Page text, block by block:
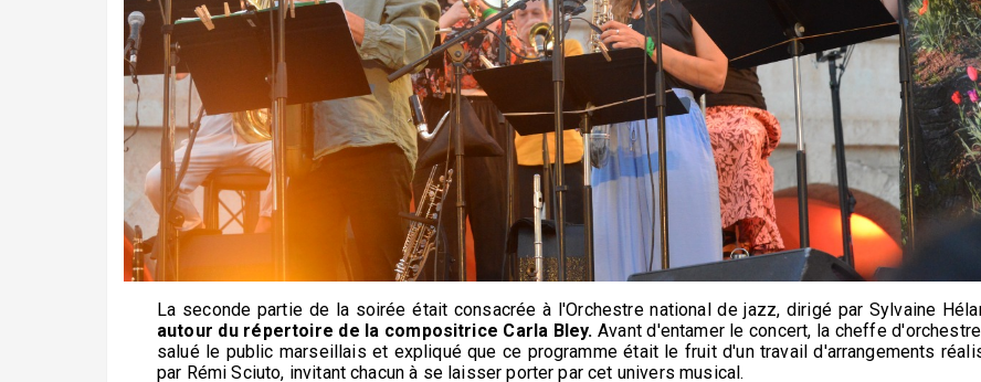
La seconde partie de la soirée était consacrée à l'Orchestre national de jazz, dirigé par Sylvaine
autour du répertoire de la compositrice Carla Bley. Avant d'entamer le concert, la cheffe
salué le public marseillais et expliqué que ce programme était le fruit d'un travail d'arrangements
par Rémi Sciuto, invitant chacun à se laisser porter par cet univers musical.